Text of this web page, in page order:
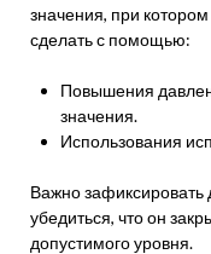
значения, при
сделать с помощью:
Повышения
значения.
Использования
Важно зафиксировать
убедиться, что он
допустимого уровня.